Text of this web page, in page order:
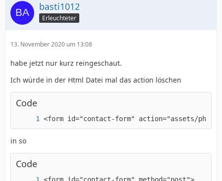
basti1012
Erleuchteter
13. November 2020 um 13:08
habe jetzt nur kurz reingeschaut.
Ich würde in der Html Datei mal das action löschen
Code
<form id="contact-form" action="assets/php/
in so
Code